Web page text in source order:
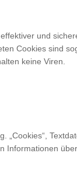
und
Cookies sind
keine Viren.
„Cookies“,
Informationen